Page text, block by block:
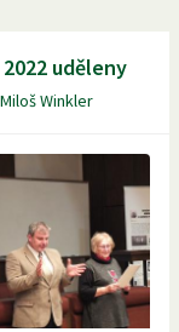
uděleny
Miloš Winkler